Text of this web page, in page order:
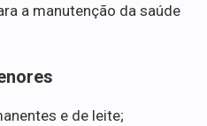
a manutenção da saúde
e de leite;